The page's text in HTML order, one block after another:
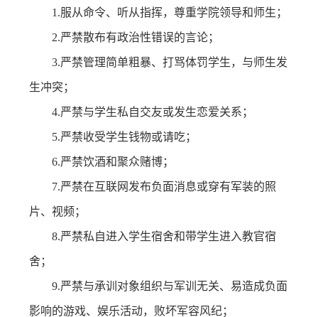
1.服从命令、听从指挥，尊重学院领导和师生；
2.严禁散布有政治性错误的言论；
3.严禁管理简单粗暴、打骂体罚学生，与师生发
生冲突；
4.严禁与学生私自交友或发生恋爱关系；
5.严禁收受学生钱物或请吃；
6.严禁饮酒和聚众赌博；
7.严禁在互联网发布负面消息或穿有军装的照
片、视频；
8.严禁私自进入学生宿舍和带学生进入教官宿
舍；
9.严禁与承训对象组织与军训无关、易造成负面
影响的游戏、娱乐活动，败坏军容风纪；